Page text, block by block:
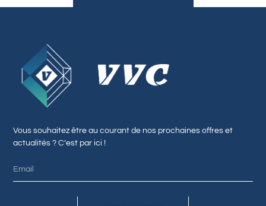
Vous souhaitez être au courant de nos prochaines offres et
actualités ? C’est par ici !